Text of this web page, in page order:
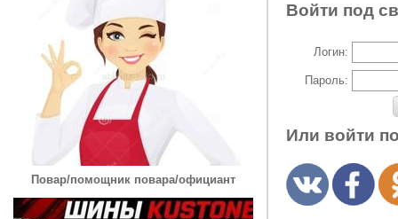
Повар/помощник повара/официант
Войти под
Логин:
Пароль:
Или войти